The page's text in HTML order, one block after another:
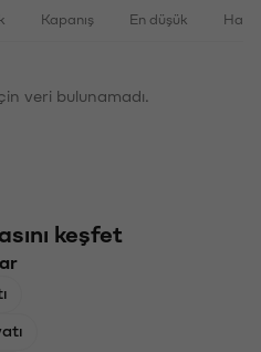
Kapanış En düşük
veri bulunamadı.
keşfet